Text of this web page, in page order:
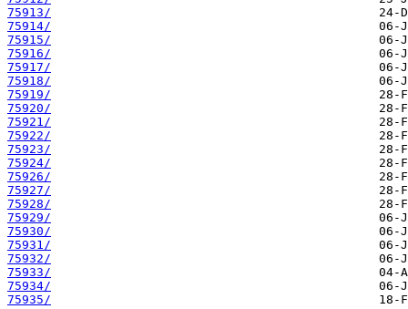
75913/
75914/
75915/
75916/
75917/
75918/
75919/
75920/
75921/
75922/
75923/
75924/
75926/
75927/
75928/
75929/
75930/
75931/
75932/
75933/
75934/
75935/